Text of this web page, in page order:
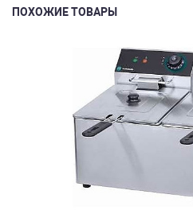
ПОХОЖИЕ ТОВАРЫ